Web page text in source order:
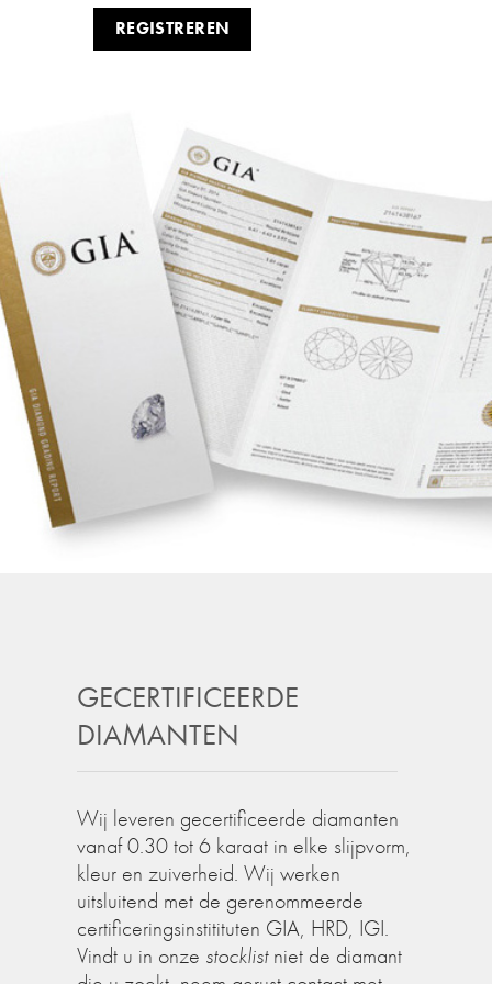
REGISTREREN
GECERTIFICEERDE
DIAMANTEN
Wij leveren gecertificeerde diamanten
vanaf 0.30 tot 6 karaat in elke slijpvorm,
kleur en zuiverheid. Wij werken
uitsluitend met de gerenommeerde
certificeringsinstitituten GIA, HRD, IGI.
Vindt u in onze stocklistniet de diamant